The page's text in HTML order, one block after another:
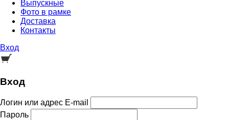
Выпускные
Фото в рамке
Доставка
Контакты
Вход
Вход
Логин или адрес E-mail
Пароль